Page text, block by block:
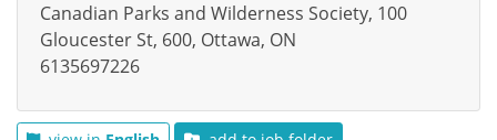
Canadian Parks and Wilderness Society, 100
Gloucester St, 600, Ottawa, ON
6135697226